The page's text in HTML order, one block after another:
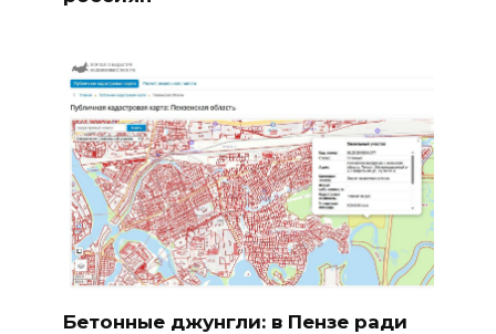
Бетонные джунгли: в Пензе ради